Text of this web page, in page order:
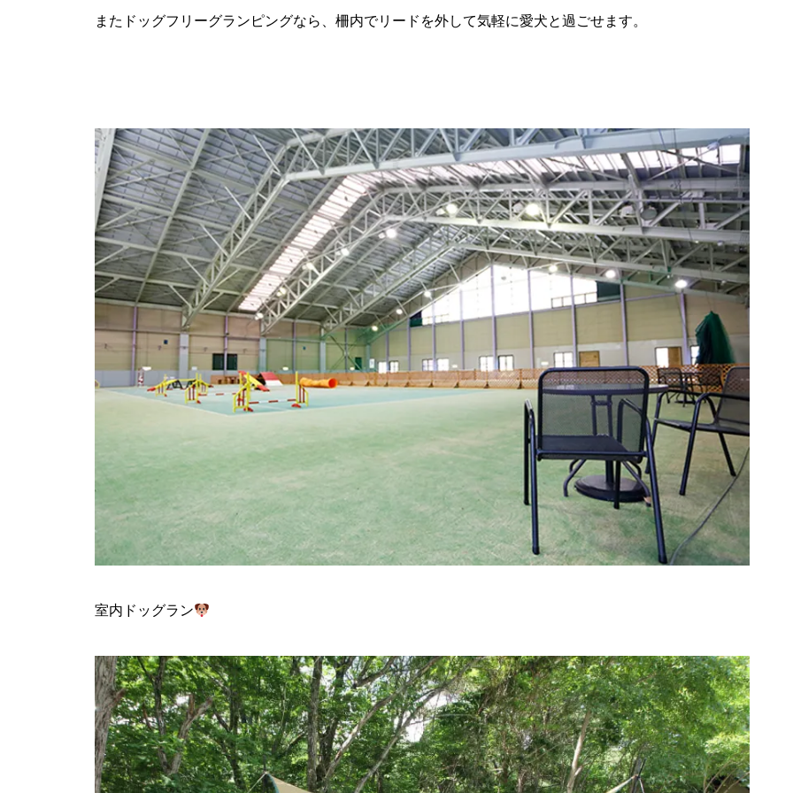
またドッグフリーグランピングなら、柵内でリードを外して気軽に愛犬と過ごせます。
室内ドッグラン